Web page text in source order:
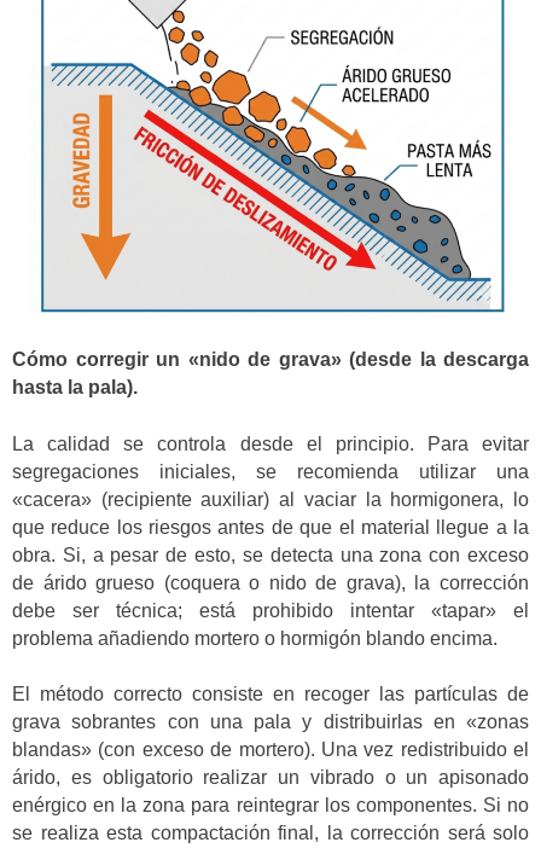
Cómo corregir un «nido de grava» (desde la descarga
hasta la pala).
La calidad se controla desde el principio. Para evitar
segregaciones iniciales, se recomienda utilizar una
«cacera» (recipiente auxiliar) al vaciar la hormigonera, lo
que reduce los riesgos antes de que el material llegue a la
obra. Si, a pesar de esto, se detecta una zona con exceso
de árido grueso (coquera o nido de grava), la corrección
debe ser técnica; está prohibido intentar «tapar» el
problema añadiendo mortero o hormigón blando encima.
El método correcto consiste en recoger las partículas de
grava sobrantes con una pala y distribuirlas en «zonas
blandas» (con exceso de mortero). Una vez redistribuido el
árido, es obligatorio realizar un vibrado o un apisonado
enérgico en la zona para reintegrar los componentes. Si no
se realiza esta compactación final, la corrección será solo